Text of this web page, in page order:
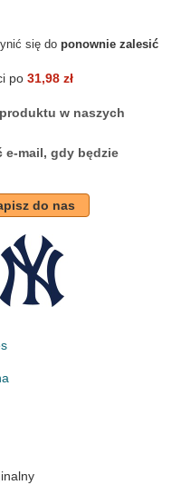
się do ponownie zalesić
po 31,98 zł
w naszych
e-mail, gdy będzie
do nas